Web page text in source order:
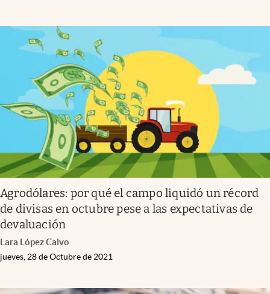
Agrodólares: por qué el campo liquidó un récord
de divisas en octubre pese a las expectativas de
devaluación
Lara López Calvo
jueves, 28 de Octubre de 2021